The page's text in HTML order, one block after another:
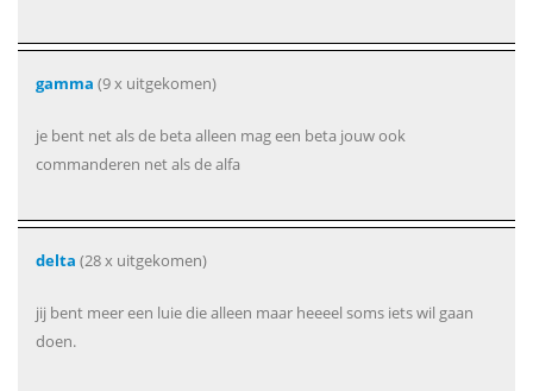
gamma (9 x uitgekomen)
je bent net als de beta alleen mag een beta jouw ook
commanderen net als de alfa
delta (28 x uitgekomen)
jij bent meer een luie die alleen maar heeeel soms iets wil gaan
doen.